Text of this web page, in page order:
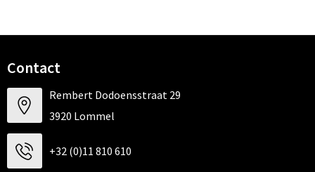
Contact
Rembert Dodoensstraat 29
3920 Lommel
+32 (0)11 810 610